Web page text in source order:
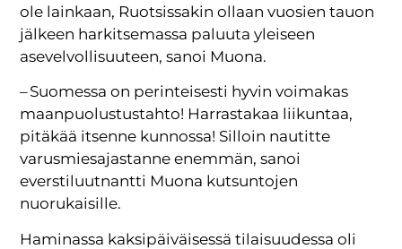
ole lainkaan, Ruotsissakin ollaan vuosien tauon
jälkeen harkitsemassa paluuta yleiseen
asevelvollisuuteen, sanoi Muona.
– Suomessa on perinteisesti hyvin voimakas
maanpuolustustahto! Harrastakaa liikuntaa,
pitäkää itsenne kunnossa! Silloin nautitte
varusmiesajastanne enemmän, sanoi
everstiluutnantti Muona kutsuntojen
nuorukaisille.
Haminassa kaksipäiväisessä tilaisuudessa oli